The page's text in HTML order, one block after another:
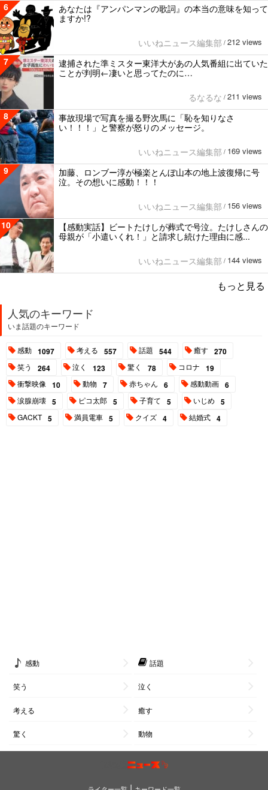
6
あなたは『アンパンマンの歌詞』の本当の意味を知って
ますか!?
いいねニュース編集部 / 212 views
7
逮捕された準ミスター東洋大があの人気番組に出ていた
ことが判明←凄いと思ってたのに…
るなるな / 211 views
8
事故現場で写真を撮る野次馬に「恥を知りなさ
い！！！」と警察が怒りのメッセージ。
いいねニュース編集部 / 169 views
9
加藤、ロンブー淳が極楽とんぼ山本の地上波復帰に号
泣。その想いに感動！！！
いいねニュース編集部 / 156 views
10
【感動実話】ビートたけしが葬式で号泣。たけしさんの
母親が「小遣いくれ！」と請求し続けた理由に感...
いいねニュース編集部 / 144 views
もっと見る
人気のキーワード
いま話題のキーワード
感動 1097 考える 557 話題 544 癒す 270
笑う 264 泣く 123 驚く 78 コロナ 19
衝撃映像 10 動物 7 赤ちゃん 6 感動動画 6
涙腺崩壊 5 ピコ太郎 5 子育て 5 いじめ 5
GACKT 5 満員電車 5 クイズ 4 結婚式 4
感動 話題
笑う 泣く
考える 癒す
驚く 動物